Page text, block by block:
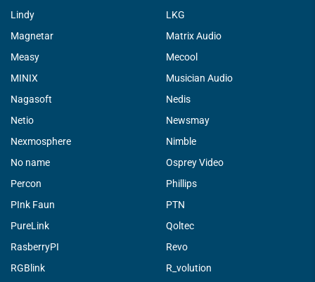
Lindy
LKG
Magnetar
Matrix Audio
Measy
Mecool
MINIX
Musician Audio
Nagasoft
Nedis
Netio
Newsmay
Nexmosphere
Nimble
No name
Osprey Video
Percon
Phillips
PInk Faun
PTN
PureLink
Qoltec
RasberryPI
Revo
RGBlink
R_volution